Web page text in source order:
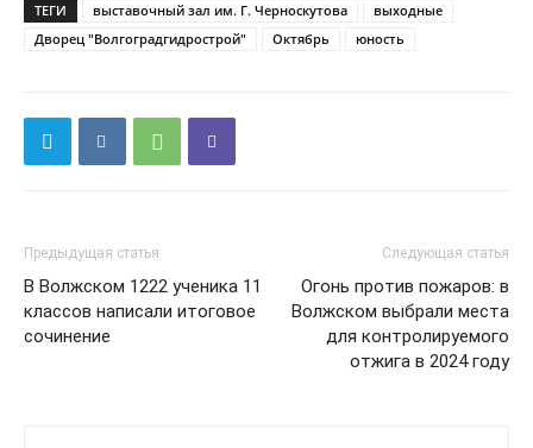
ТЕГИ выставочный зал им. Г. Черноскутова
выходные
Дворец "Волгоградгидрострой"
Октябрь юность
Предыдущая статья
В Волжском 1222 ученика 11
классов написали итоговое
сочинение
Следующая статья
Огонь против пожаров: в
Волжском выбрали места
для контролируемого
отжига в 2024 году